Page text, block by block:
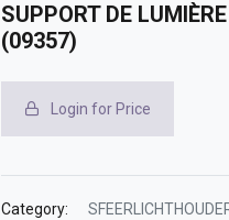
SUPPORT DE
(09357)
Login for Price
Category: